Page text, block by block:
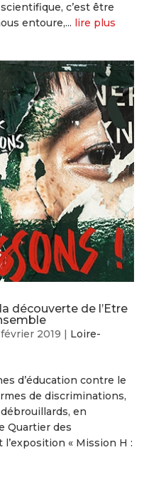
c’est être
entoure,... lire plus
découverte de l’Etre
février 2019 | Loire-
d’éducation contre le
de discriminations,
en
Quartier des
« Mission H :